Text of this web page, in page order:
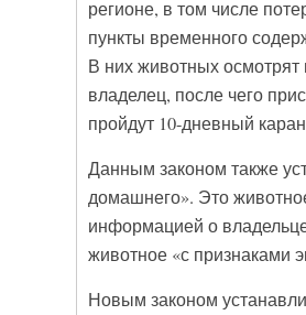
регионе, в том числе
пункты временного
В них животных осмотрят
владелец, после чего
пройдут 10-дневный
Данным законом также
домашнего». Это
информацией о
животное «с признаками
Новым законом